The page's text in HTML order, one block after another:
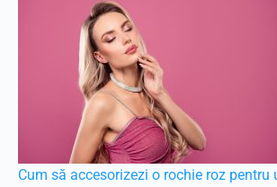
Cum să accesorizezi o rochie roz